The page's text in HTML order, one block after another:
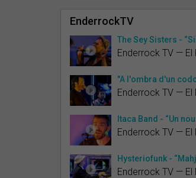
EnderrockTV
The Sey Sisters -
Enderrock TV — El
"A l'ombra d'un
Enderrock TV — El
Itaca Band - “Un
Enderrock TV — El
Hysteriofunk -
Enderrock TV — El